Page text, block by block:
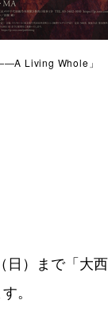
Living Whole」
日）まで「大
。